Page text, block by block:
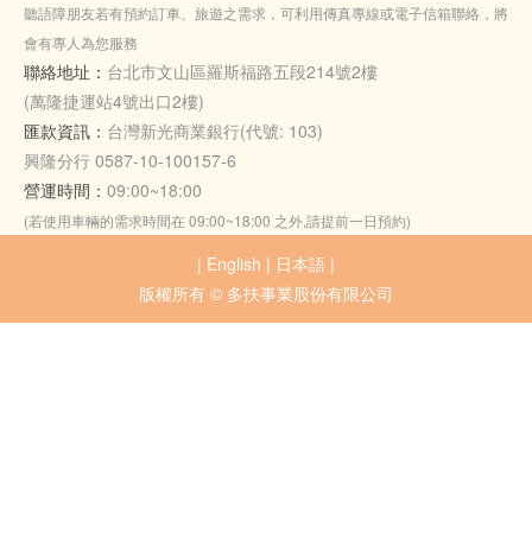
聽語障朋友若有預約訂車、旅遊之需求，可利用傳真專線或電子信箱聯絡，將
會有專人為您服務
聯絡地址： 台北市文山區羅斯福路五段214號2樓
(萬隆捷運站4號出口2樓)
匯款資訊： 台灣新光商業銀行(代號: 103)
興隆分行 0587-10-100157-6
營運時間： 09:00~18:00
(若使用車輛的需求時間在 09:00~18:00 之外,請提前一日預約)
| English | 日本語 |
版權所有 © 多扶事業股份有限公司